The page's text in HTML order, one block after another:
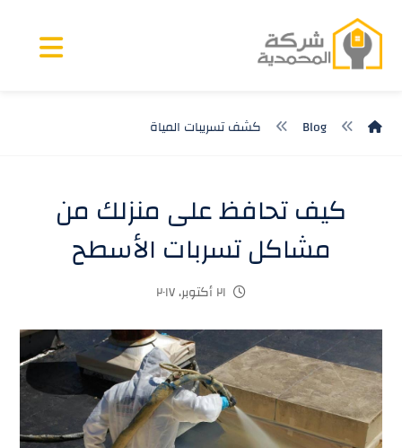
Blog كشف تسريبات المياة
كيف تحافظ على منزلك من
مشاكل تسربات الأسطح
٢١ أكتوبر، ٢٠١٧